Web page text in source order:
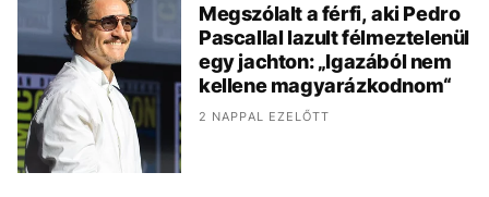
Megszólalt a férfi, aki Pedro
Pascallal lazult félmeztelenül
egy jachton: „Igazából nem
kellene magyarázkodnom“
2 NAPPAL EZELŐTT